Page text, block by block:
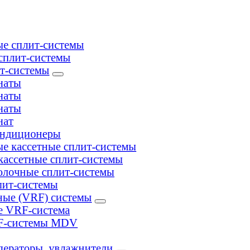
сплит-системы
системы
системы
кассетные сплит-системы
сплит-системы
сплит-системы
системы
(VRF) системы
VRF-система
системы MDV